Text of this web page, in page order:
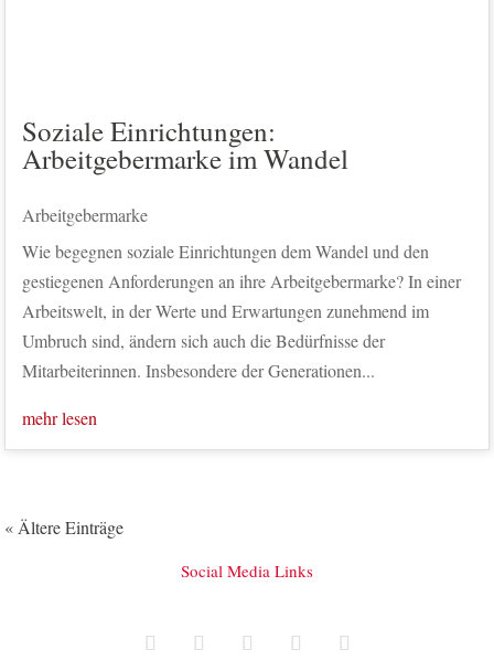
Soziale Einrichtungen:
Arbeitgebermarke im Wandel
Arbeitgebermarke
Wie begegnen soziale Einrichtungen dem Wandel und den
gestiegenen Anforderungen an ihre Arbeitgebermarke? In einer
Arbeitswelt, in der Werte und Erwartungen zunehmend im
Umbruch sind, ändern sich auch die Bedürfnisse der
Mitarbeiterinnen. Insbesondere der Generationen...
mehr lesen
« Ältere Einträge
Social Media Links